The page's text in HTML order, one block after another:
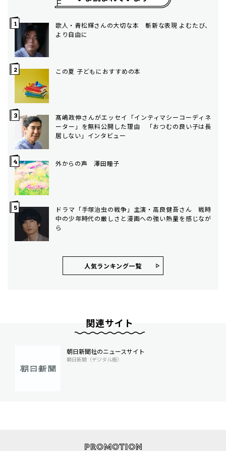
歌人・青松輝さんの大切な本 斬新な表現 よむたび、
より自由に
この夏 子どもにおすすめの本
髙嶋政伸さんがエッセイ「インティマシーコーディネ
ーター」を無料公開した理由 「おつむの良い子は長
居しない」インタビュー
外からの声 澤田瞳子
ドラマ「手塚治虫の戦争」主演・高良健吾さん 戦時
中の少年時代の厳しさと漫画への強い熱量を感じなが
ら
人気ランキング⼀覧
関連サイト
朝日新聞社のニュースサイト
朝日新聞（デジタル版）